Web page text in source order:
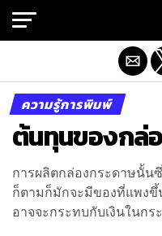
ความรู้การพิมพ์
ต้นทุนของกล่
การผลิตกล่องกระดาษนั้น
ก็ตามก็มักจะมีของที่แพงขึ้
อาจจะกระทบกับเงินในกร
Exit